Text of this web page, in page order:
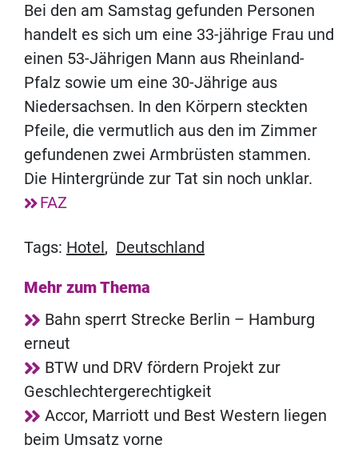
Bei den am Samstag gefunden Personen
handelt es sich um eine 33-jährige Frau und
einen 53-Jährigen Mann aus Rheinland-
Pfalz sowie um eine 30-Jährige aus
Niedersachsen. In den Körpern steckten
Pfeile, die vermutlich aus den im Zimmer
gefundenen zwei Armbrüsten stammen.
Die Hintergründe zur Tat sin noch unklar.
FAZ
Tags: Hotel , Deutschland
Mehr zum Thema
Bahn sperrt Strecke Berlin – Hamburg
erneut
BTW und DRV fördern Projekt zur
Geschlechtergerechtigkeit
Accor, Marriott und Best Western liegen
beim Umsatz vorne